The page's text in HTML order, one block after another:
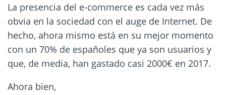
La presencia del e-commerce es cada vez más
obvia en la sociedad con el auge de Internet. De
hecho, ahora mismo está en su mejor momento
con un 70% de españoles que ya son usuarios y
que, de media, han gastado casi 2000€ en 2017.
Ahora bien,